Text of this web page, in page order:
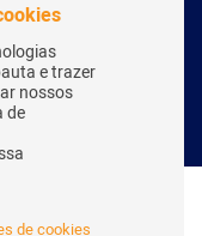
Reservados
e trazer
nossos
de
de cookies